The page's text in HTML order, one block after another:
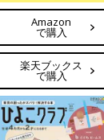
Amazon
で購入
楽天ブックス
で購入